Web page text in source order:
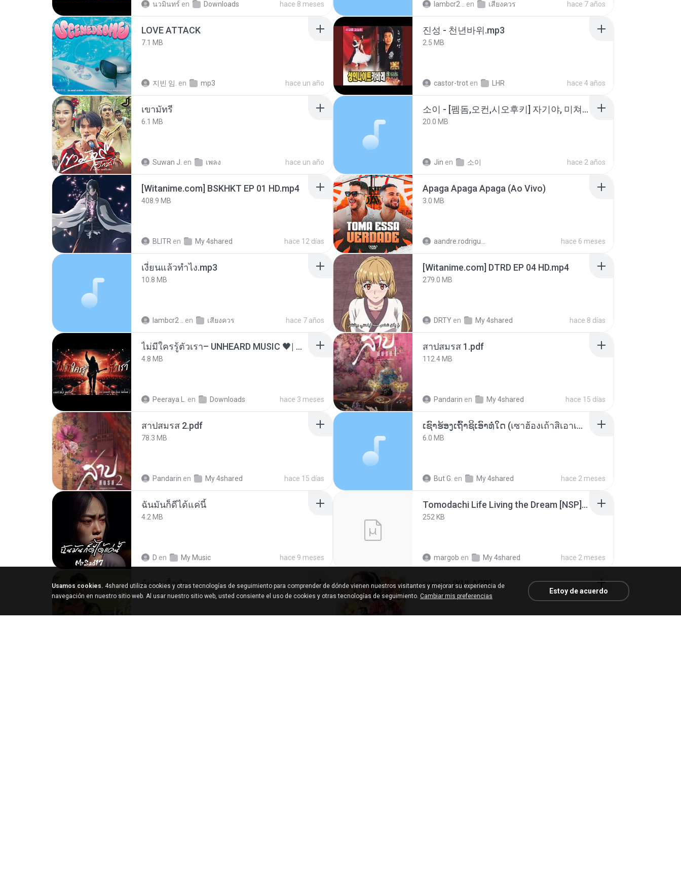
นวมินทร์ en Downloads hace 8 meses lambcr2 .. en เสียงควร hace 7 años
LOVE ATTACK
7.1 MB
지빈 임. en mp3 hace un año
진성 - 천년바위.mp3
2.5 MB
castor-trot en LHR hace 4 años
เขามัทรี
6.1 MB
Suwan J. en เพลง hace un año
소이 - [펨돔,오컨,시오후키] 자기야, 미쳐볼래 #남성향 #ASMR #펨돔 #여공남수 #19금.mp3
20.0 MB
Jin en 소이 hace 2 años
[Witanime.com] BSKHKT EP 01 HD.mp4
408.9 MB
BLITR en My 4shared hace 12 días
Apaga Apaga Apaga (Ao Vivo)
3.0 MB
hace 6 meses
เงี่ยนแล้วทำไง.mp3
10.8 MB
lambcr2 .. en เสียงควร hace 7 años
[Witanime.com] DTRD EP 04 HD.mp4
279.0 MB
DRTY en My 4shared hace 8 días
ไม่มีใครรู้ตัวเรา– UNHEARD MUSIC 🖤| Official Lyric Video | เพลงสู้ชีวิต
4.8 MB
Peeraya L. en Downloads hace 3 meses
สาปสมรส 1.pdf
112.4 MB
Pandarin en My 4shared hace 15 días
สาปสมรส 2.pdf
78.3 MB
Pandarin en My 4shared hace 15 días
ເຊົາຮ້ອງເຖົ້າຊິເອົາທໍ່ໃດ (เซาฮ้องเถ้าสิเอาเท่าใด) ບຸນເກີດ ຫນູຫ່ວງ ft. ໂສພາ ຈຸນທະລາ
6.0 MB
But G. en My 4shared hace 2 meses
ฉันมันก็ดีได้แค่นี้
4.2 MB
D en My Music hace 9 meses
Tomodachi Life Living the Dream [NSP].torrent
252 KB
margob en My 4shared hace 2 meses
ผู้บ่าวเสื้อปุ๋ย
5.2 MB
กุหลาบ (KULARB)
5.9 MB
Usamos cookies. 4shared utiliza cookies y otras tecnologías de seguimiento para comprender de dónde vienen nuestros visitantes y mejorar su experiencia de
navegación en nuestro sitio web. Al usar nuestro sitio web, usted consiente el uso de cookies y otras tecnologías de seguimiento. Cambiar mis preferencias
Estoy de acuerdo